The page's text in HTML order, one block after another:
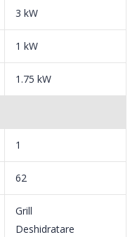
3 kW
1 kW
1.75 kW
1
62
Grill
Deshidratare